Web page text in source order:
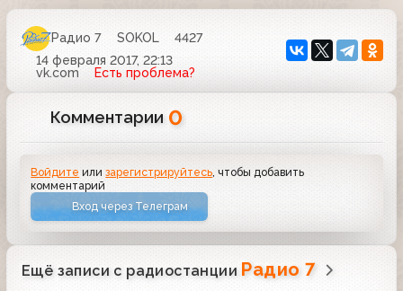
Радио 7 SOKOL
4427
14 февраля 2017, 22:13
vk.com
Есть проблема?
Комментарии 0
Войдите илизарегистрируйтесь , чтобы добавить
комментарий
Вход через Телеграм
Ещё записи с радиостанции Радио 7